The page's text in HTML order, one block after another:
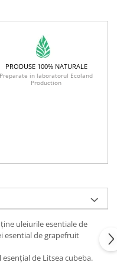
PRODUSE 100% NATURALE
Preparate in laboratorul Ecoland
Production
uleiurile esentiale de
esential de grapefruit
esențial de Litsea cubeba.